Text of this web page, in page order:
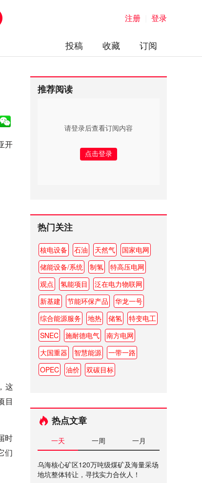
注册 登录
订阅
收藏
投稿
开
这
目
时
们
推荐阅读
请登录后查看订阅内容
热门关注
核电设备 石油 天然气
国家电网
储能设备/系统
制氢
特高压电网
观点
氢能项目
泛在电力物联网
新基建
节能环保产品
华龙一号
综合能源服务
地热 储氢
特变电工
SNEC
施耐德电气
南方电网
大国重器
智慧能源
一带一路
OPEC
油价 双碳目标
热点文章
一天 一周 一月
乌海核心矿区120万吨级煤矿及海量采场
地坑整体转让，寻找实力合伙人！